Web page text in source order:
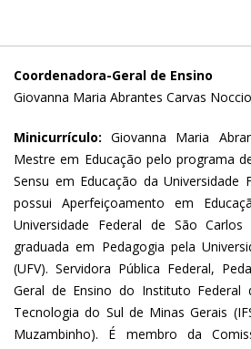
Coordenadora-Geral de Ensino
Giovanna Maria Abrantes Carvas
Minicurrículo: Giovanna Maria
Mestre em Educação pelo programa
Sensu em Educação da Universidade
possui Aperfeiçoamento em
Universidade Federal de São Carlos
graduada em Pedagogia pela
(UFV). Servidora Pública Federal,
Geral de Ensino do Instituto Federal
Tecnologia do Sul de Minas Gerais
Muzambinho). É membro da